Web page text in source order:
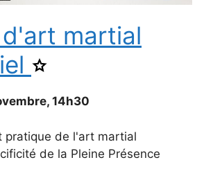
martial
Ajouter
Atelier
martial
sensoriel
favoris.
14h30
pratique de l'art martial
de la Pleine Présence